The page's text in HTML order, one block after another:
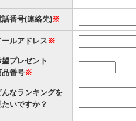
話番号(連絡先)※
ールアドレス ※
望プレゼント
品番号※
んなランキングを
たいですか？